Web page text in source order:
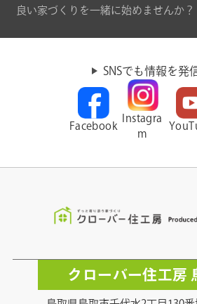
良い家づくりを一緒に始めませんか？
SNSでも情報を発
Facebook
Instagra
m
クローバー住工房